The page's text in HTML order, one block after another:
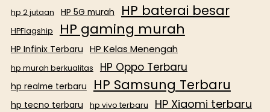
hp 2 jutaan HP 5G murah HP baterai besar
HPFlagship HP gaming murah
HP Infinix Terbaru HP Kelas Menengah
hp murah berkualitas HP Oppo Terbaru
hp realme terbaru HP Samsung Terbaru
hp tecno terbaru hp vivo terbaru HP Xiaomi terbaru